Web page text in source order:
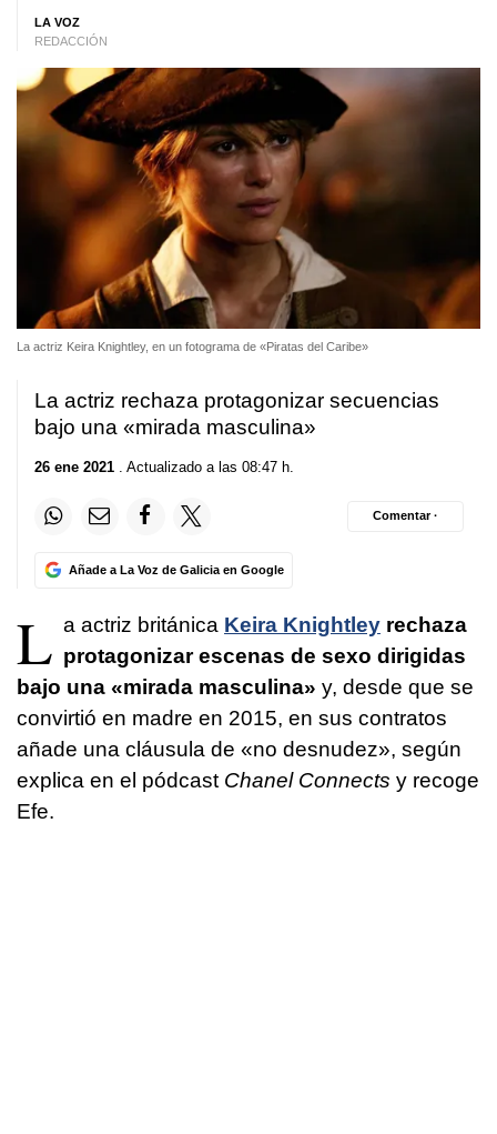
LA VOZ
REDACCIÓN
La actriz Keira Knightley, en un fotograma de «Piratas del Caribe»
La actriz rechaza protagonizar secuencias
bajo una «mirada masculina»
26 ene 2021 . Actualizado a las 08:47 h.
Añade a La Voz de Galicia en Google
Comentar ·
L a actriz británica Keira Knightley rechaza
protagonizar escenas de sexo dirigidas
bajo una «mirada masculina» y, desde que se
convirtió en madre en 2015, en sus contratos
añade una cláusula de «no desnudez», según
explica en el pódcast Chanel Connects y recoge
Efe.